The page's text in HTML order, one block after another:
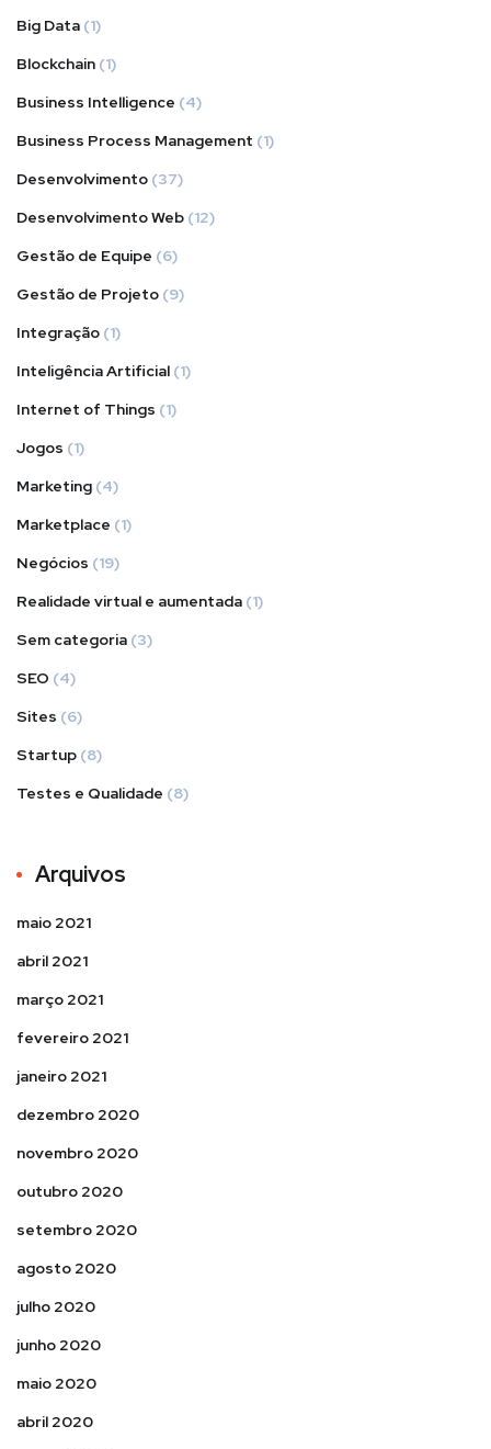
Big Data (1)
Blockchain (1)
Business Intelligence (4)
Business Process Management (1)
Desenvolvimento (37)
Desenvolvimento Web (12)
Gestão de Equipe (6)
Gestão de Projeto (9)
Integração (1)
Inteligência Artificial (1)
Internet of Things (1)
Jogos (1)
Marketing (4)
Marketplace (1)
Negócios (19)
Realidade virtual e aumentada (1)
Sem categoria (3)
SEO (4)
Sites (6)
Startup (8)
Testes e Qualidade (8)
Arquivos
maio 2021
abril 2021
março 2021
fevereiro 2021
janeiro 2021
dezembro 2020
novembro 2020
outubro 2020
setembro 2020
agosto 2020
julho 2020
junho 2020
maio 2020
abril 2020